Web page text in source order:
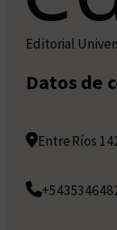
Editorial
Datos de
Entre Ríos